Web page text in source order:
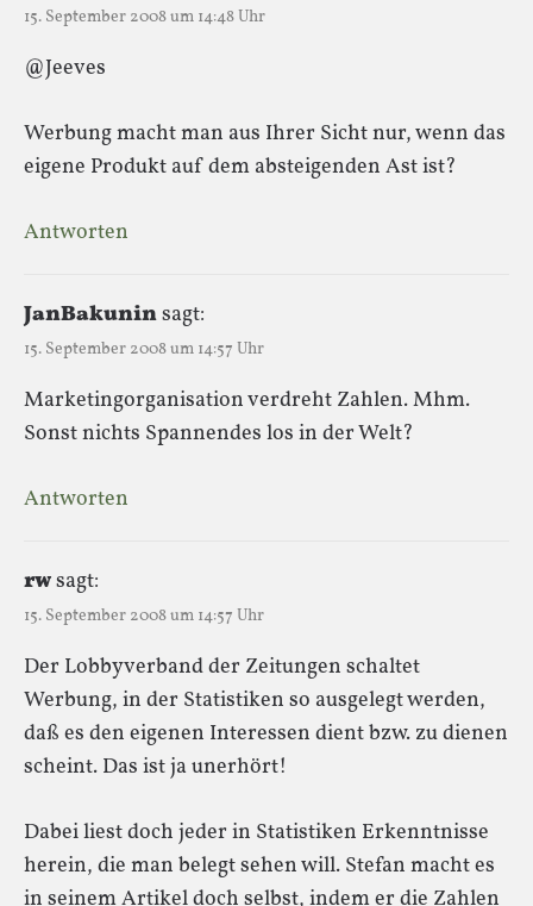
15. September 2008 um 14:48 Uhr
@Jeeves
Werbung macht man aus Ihrer Sicht nur, wenn das
eigene Produkt auf dem absteigenden Ast ist?
Antworten
JanBakuninsagt:
15. September 2008 um 14:57 Uhr
Marketingorganisation verdreht Zahlen. Mhm.
Sonst nichts Spannendes los in der Welt?
Antworten
rwsagt:
15. September 2008 um 14:57 Uhr
Der Lobbyverband der Zeitungen schaltet
Werbung, in der Statistiken so ausgelegt werden,
daß es den eigenen Interessen dient bzw. zu dienen
scheint. Das ist ja unerhört!
Dabei liest doch jeder in Statistiken Erkenntnisse
herein, die man belegt sehen will. Stefan macht es
in seinem Artikel doch selbst, indem er die Zahlen